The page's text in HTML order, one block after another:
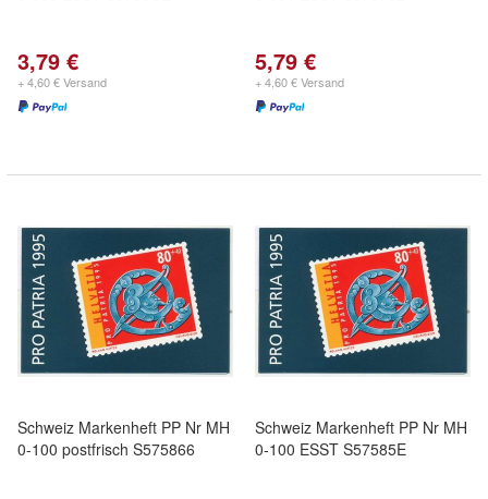
3,79 €
+ 4,60 € Versand
5,79 €
+ 4,60 € Versand
Schweiz Markenheft PP Nr MH
0-100 postfrisch S575866
Schweiz Markenheft PP Nr MH
0-100 ESST S57585E